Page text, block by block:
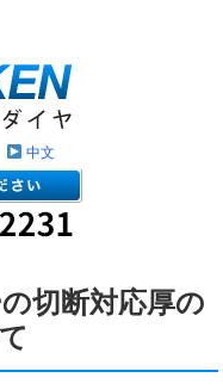
中文
切断対応厚の